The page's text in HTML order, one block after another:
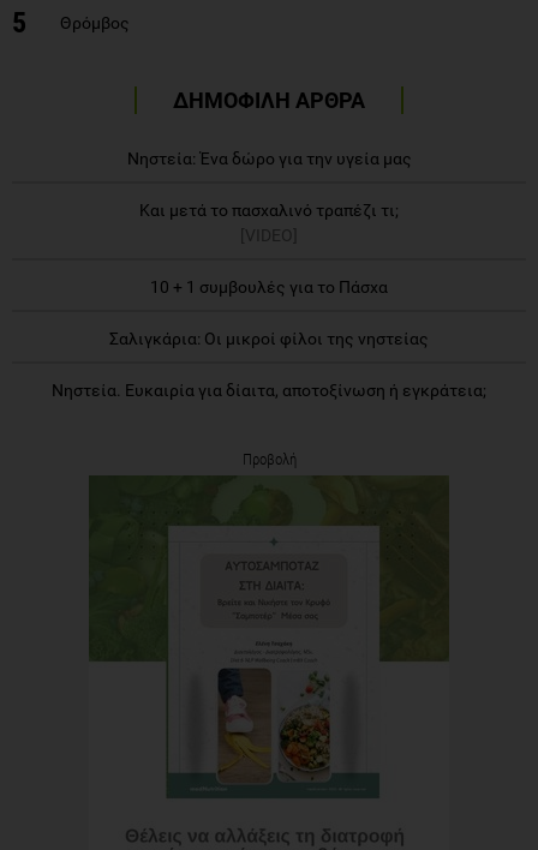
5 Θρόμβος
ΔΗΜΟΦΙΛΗ ΑΡΘΡΑ
Νηστεία: Ένα δώρο για την υγεία μας
Και μετά το πασχαλινό τραπέζι τι;
[VIDEO]
10 + 1 συμβουλές για το Πάσχα
Σαλιγκάρια: Οι μικροί φίλοι της νηστείας
Νηστεία. Ευκαιρία για δίαιτα, αποτοξίνωση ή εγκράτεια;
Προβολή